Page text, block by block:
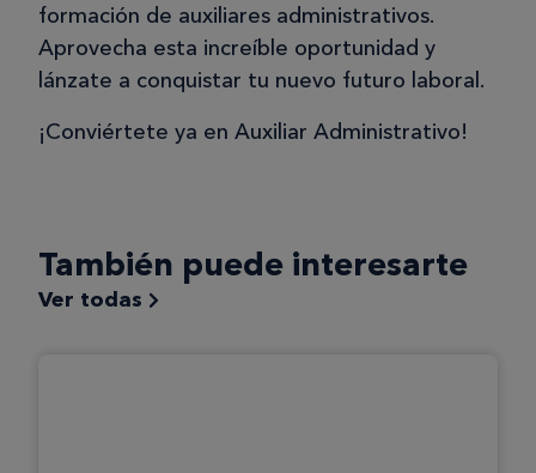
formación de auxiliares administrativos.
Aprovecha esta increíble oportunidad y
lánzate a conquistar tu nuevo futuro laboral.
¡Conviértete ya en Auxiliar Administrativo!
También puede interesarte
Ver todas